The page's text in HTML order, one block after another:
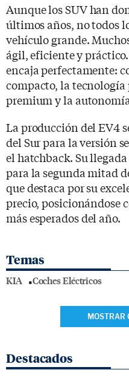
Aunque los SUV han
últimos años, no todos
vehículo grande.
ágil, eficiente y
encaja perfectamente:
compacto, la
premium y la
La producción del EV4
del Sur para la versión
el hatchback. Su
para la segunda mitad
que destaca por su
precio, posicionándose
más esperados del año.
Temas
KIA Coches Eléctricos
MOSTRAR
Destacados